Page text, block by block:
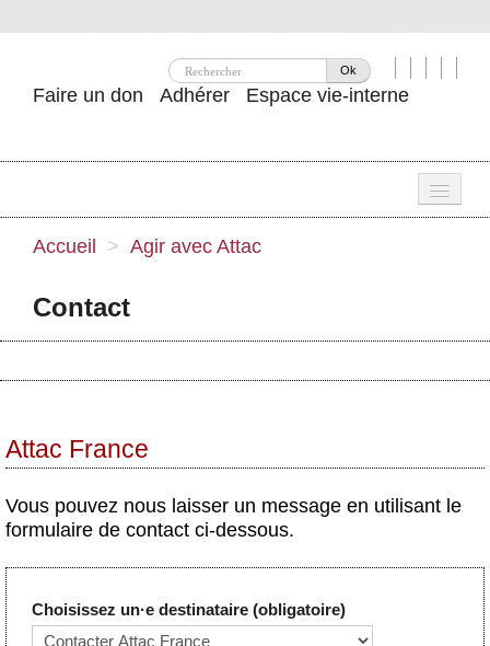
Ok
Faire un don Adhérer Espace vie-interne
Nos idées
Agenda
Actus et médias
Accueil > Agir avec Attac
Contact
Attac France
Vous pouvez nous laisser un message en utilisant le
formulaire de contact ci-dessous.
Choisissez un·e destinataire (obligatoire)